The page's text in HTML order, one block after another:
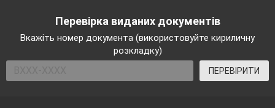
Перевірка виданих документів
Вкажіть номер документа (використовуйте кириличну
розкладку)
ПЕРЕВІРИТИ